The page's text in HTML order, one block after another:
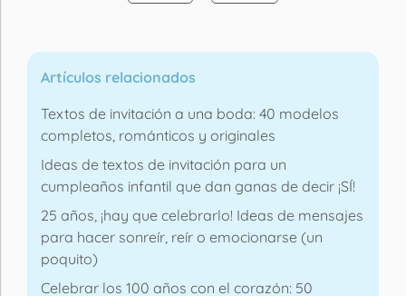
Artículos relacionados
Textos de invitación a una boda: 40 modelos
completos, románticos y originales
Ideas de textos de invitación para un
cumpleaños infantil que dan ganas de decir ¡SÍ!
25 años, ¡hay que celebrarlo! Ideas de mensajes
para hacer sonreír, reír o emocionarse (un
poquito)
Celebrar los 100 años con el corazón: 50